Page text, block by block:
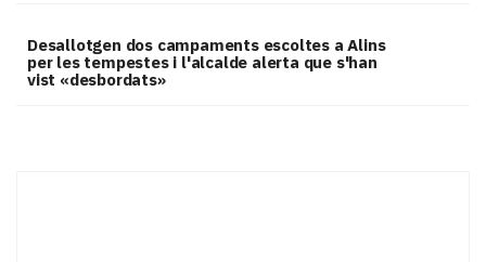
​Desallotgen dos campaments escoltes a Alins
per les tempestes i l'alcalde alerta que s'han
vist «desbordats»